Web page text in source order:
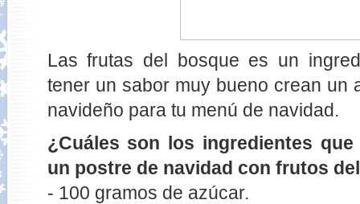
Las frutas del bosque es un
tener un sabor muy bueno crean un
navideño para tu menú de navidad.
¿Cuáles son los ingredientes
un postre de navidad con frutos
- 100 gramos de azúcar.